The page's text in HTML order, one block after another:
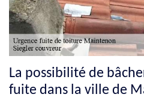
La possibilité de
fuite dans la ville de